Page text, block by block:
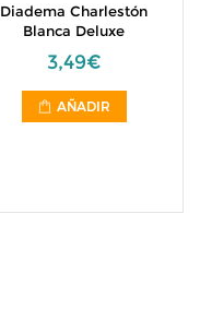
Diadema Charlestón
Blanca Deluxe
3,49€
AÑADIR